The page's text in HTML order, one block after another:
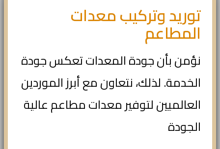
توريد وتركيب معدات
المطاعم
نؤمن بأن جودة المعدات تعكس جودة
الخدمة. لذلك، نتعاون مع أبرز الموردين
العالميين لتوفير معدات مطاعم عالية
الجودة